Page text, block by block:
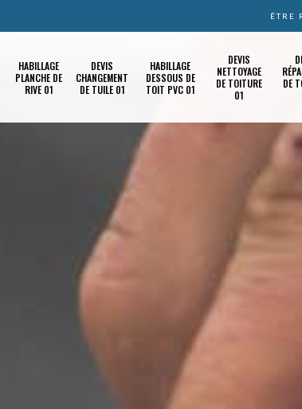
ÊTRE
HABILLAGE
PLANCHE DE
RIVE 01
DEVIS
CHANGEMENT
DE TUILE 01
HABILLAGE
DESSOUS DE
TOIT PVC 01
DEVIS
NETTOYAGE
DE TOITURE
01
DE